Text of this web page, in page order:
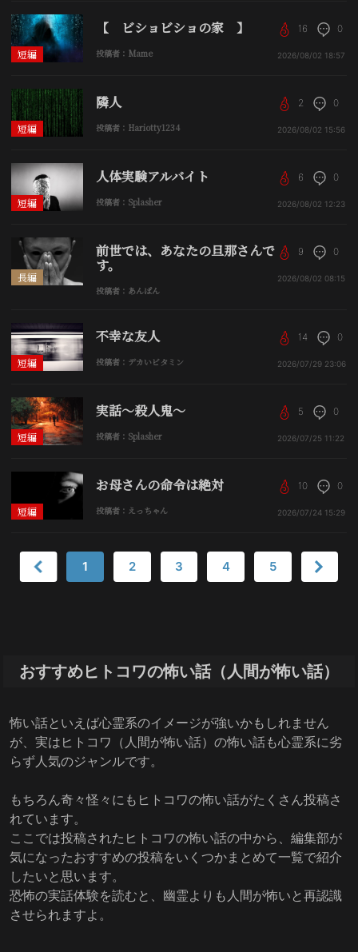
短編
【 ビショビショの家 】
投稿者：Mame
16 0
2026/08/02 18:57
短編
隣人
投稿者：Hariotty1234
2 0
2026/08/02 15:56
短編
人体実験アルバイト
投稿者：Splasher
6 0
2026/08/02 12:23
長編
前世では、あなたの旦那さんで
す。
投稿者：あんぱん
9 0
2026/08/02 08:15
短編
不幸な友人
投稿者：デカいビタミン
14 0
2026/07/29 23:06
短編
実話〜殺人鬼〜
投稿者：Splasher
5 0
2026/07/25 11:22
短編
お母さんの命令は絶対
投稿者：えっちゃん
10 0
2026/07/24 15:29
1 2 3 4 5
おすすめヒトコワの怖い話（人間が怖い話）
怖い話といえば心霊系のイメージが強いかもしれません
が、実はヒトコワ（人間が怖い話）の怖い話も心霊系に劣
らず人気のジャンルです。
もちろん奇々怪々にもヒトコワの怖い話がたくさん投稿さ
れています。
ここでは投稿されたヒトコワの怖い話の中から、編集部が
気になったおすすめの投稿をいくつかまとめて一覧で紹介
したいと思います。
恐怖の実話体験を読むと、幽霊よりも人間が怖いと再認識
させられますよ。